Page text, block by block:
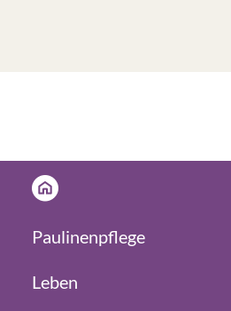
Paulinenpflege
Leben